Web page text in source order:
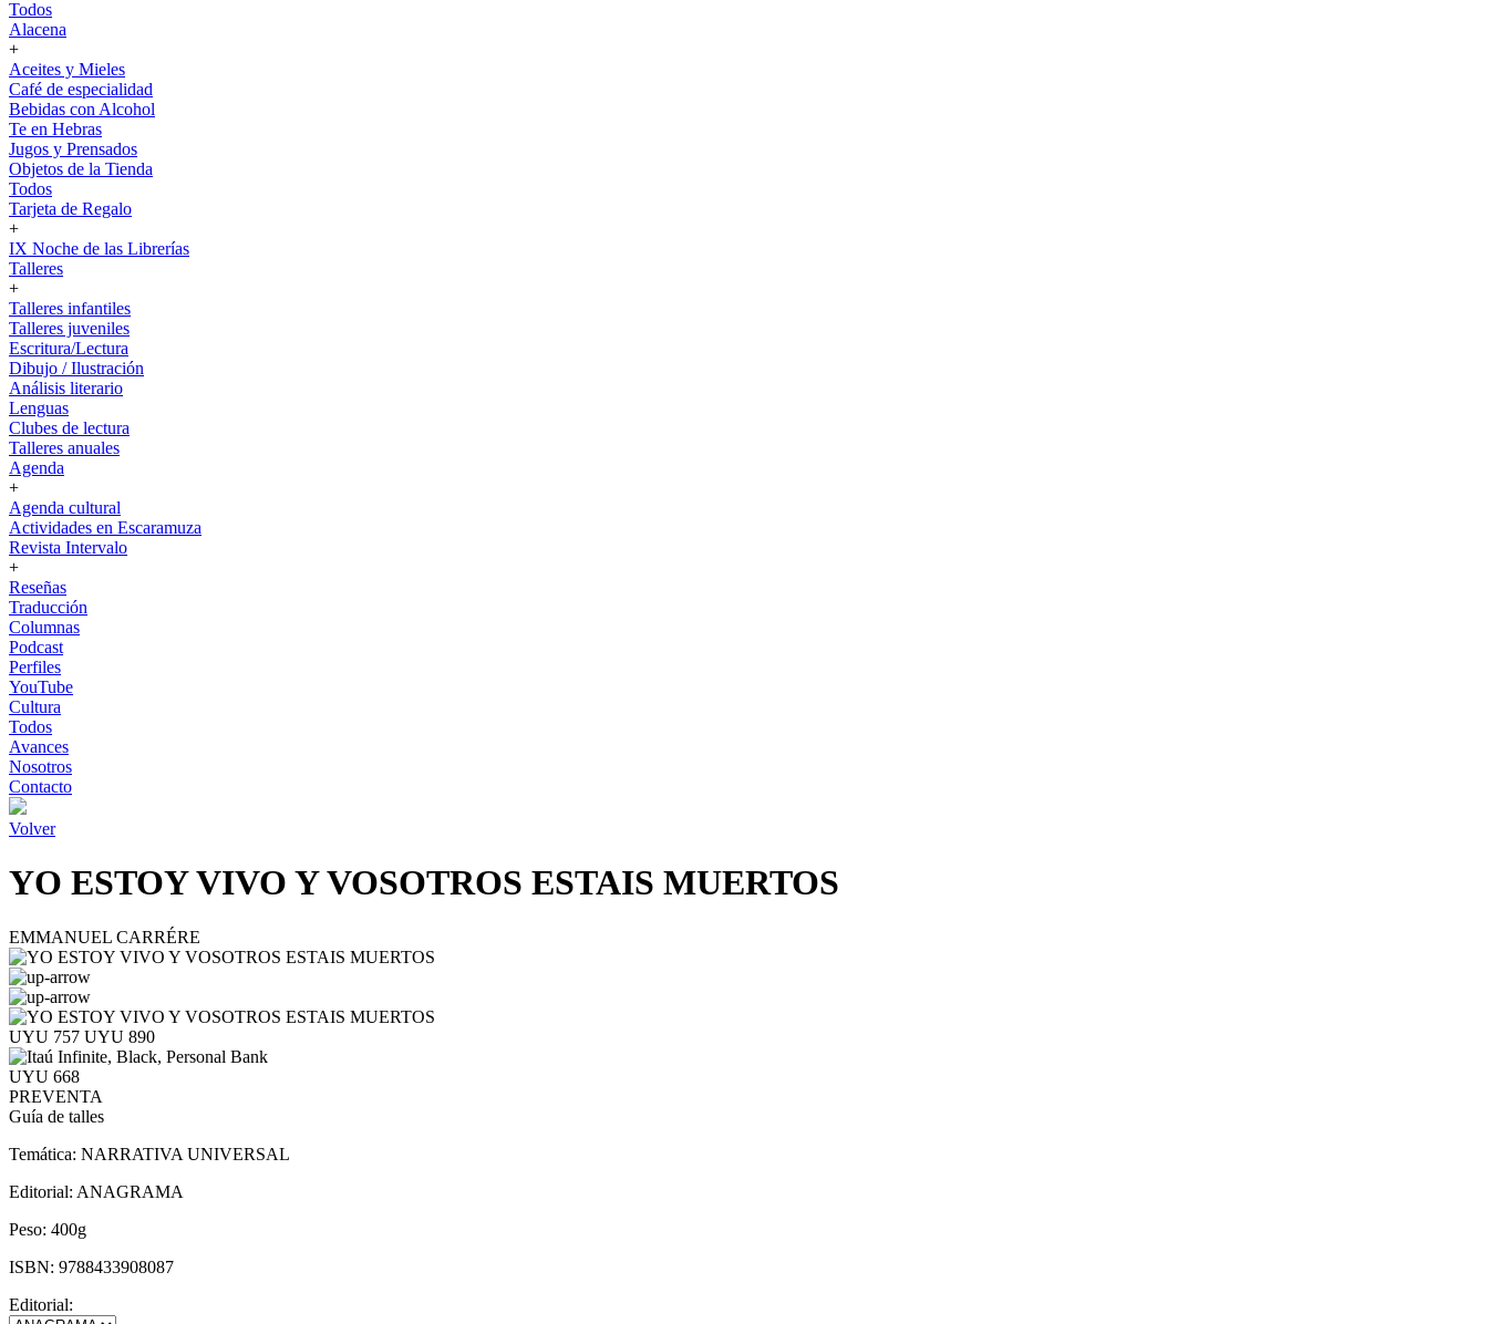
Todos
Alacena
+
Aceites y Mieles
Café de especialidad
Bebidas con Alcohol
Te en Hebras
Jugos y Prensados
Objetos de la Tienda
Todos
Tarjeta de Regalo
+
IX Noche de las Librerías
Talleres
+
Talleres infantiles
Talleres juveniles
Escritura/Lectura
Dibujo / Ilustración
Análisis literario
Lenguas
Clubes de lectura
Talleres anuales
Agenda
+
Agenda cultural
Actividades en Escaramuza
Revista Intervalo
+
Reseñas
Traducción
Columnas
Podcast
Perfiles
YouTube
Cultura
Todos
Avances
Nosotros
Contacto
Volver
YO ESTOY VIVO Y VOSOTROS ESTAIS MUERTOS
EMMANUEL CARRÉRE
UYU 757 UYU 890
UYU 668
PREVENTA
Guía de talles
Temática: NARRATIVA UNIVERSAL
Editorial: ANAGRAMA
Peso: 400g
ISBN: 9788433908087
Editorial: